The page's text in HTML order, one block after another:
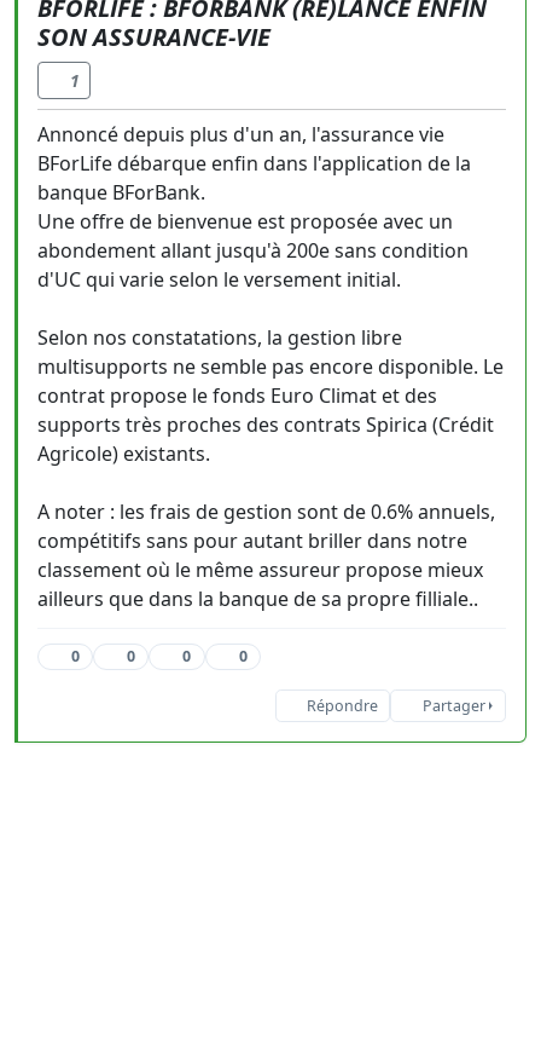
BFORLIFE : BFORBANK (RE)LANCE ENFIN
SON ASSURANCE-VIE
1
Annoncé depuis plus d'un an, l'assurance vie
BForLife débarque enfin dans l'application de la
banque BForBank.
Une offre de bienvenue est proposée avec un
abondement allant jusqu'à 200e sans condition
d'UC qui varie selon le versement initial.
Selon nos constatations, la gestion libre
multisupports ne semble pas encore disponible. Le
contrat propose le fonds Euro Climat et des
supports très proches des contrats Spirica (Crédit
Agricole) existants.
A noter : les frais de gestion sont de 0.6% annuels,
compétitifs sans pour autant briller dans notre
classement où le même assureur propose mieux
ailleurs que dans la banque de sa propre filliale..
0 0 0 0
Répondre Partager